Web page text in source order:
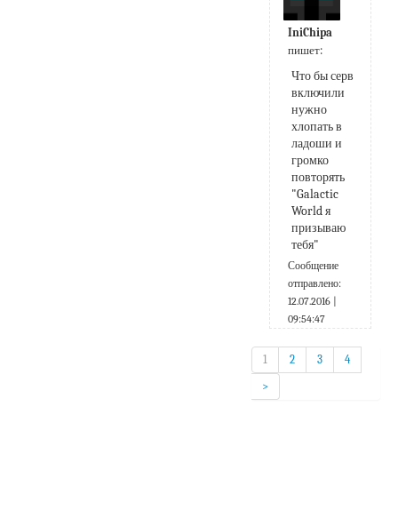
IniChipa
пишет:
Что бы серв
включили
нужно
хлопать в
ладоши и
громко
повторять
"Galactic
World я
призываю
тебя"
Сообщение
отправлено:
12.07.2016 |
09:54:47
1 2 3
4
>